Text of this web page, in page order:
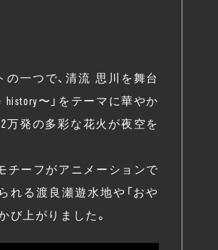
の一つで、清流 思川を舞台
〜」をテーマに華やか
万発の多彩な花火が夜空を
ーフがアニメーションで
れる渡良瀬遊水地や「おや
び上がりました。